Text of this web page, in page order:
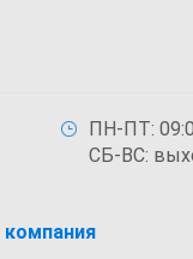
ПН-ПТ:
СБ-ВС:
компания